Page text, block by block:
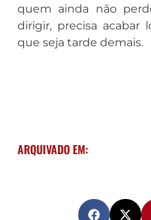
quem ainda não
dirigir, precisa acabar
que seja tarde demais.
ARQUIVADO EM: